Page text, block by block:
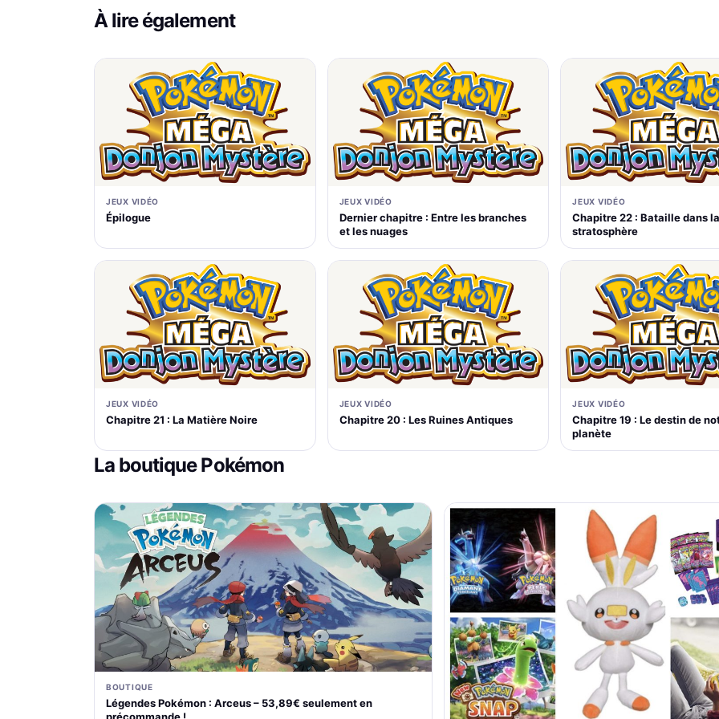
À lire également
JEUX VIDÉO
Épilogue
JEUX VIDÉO
Dernier chapitre : Entre les branches
et les nuages
JEUX VIDÉO
Chapitre 22 : Bataille dans
stratosphère
JEUX VIDÉO
Chapitre 21 : La Matière Noire
JEUX VIDÉO
Chapitre 20 : Les Ruines Antiques
JEUX VIDÉO
Chapitre 19 : Le destin de
planète
La boutique Pokémon
BOUTIQUE
Légendes Pokémon : Arceus – 53,89€ seulement en